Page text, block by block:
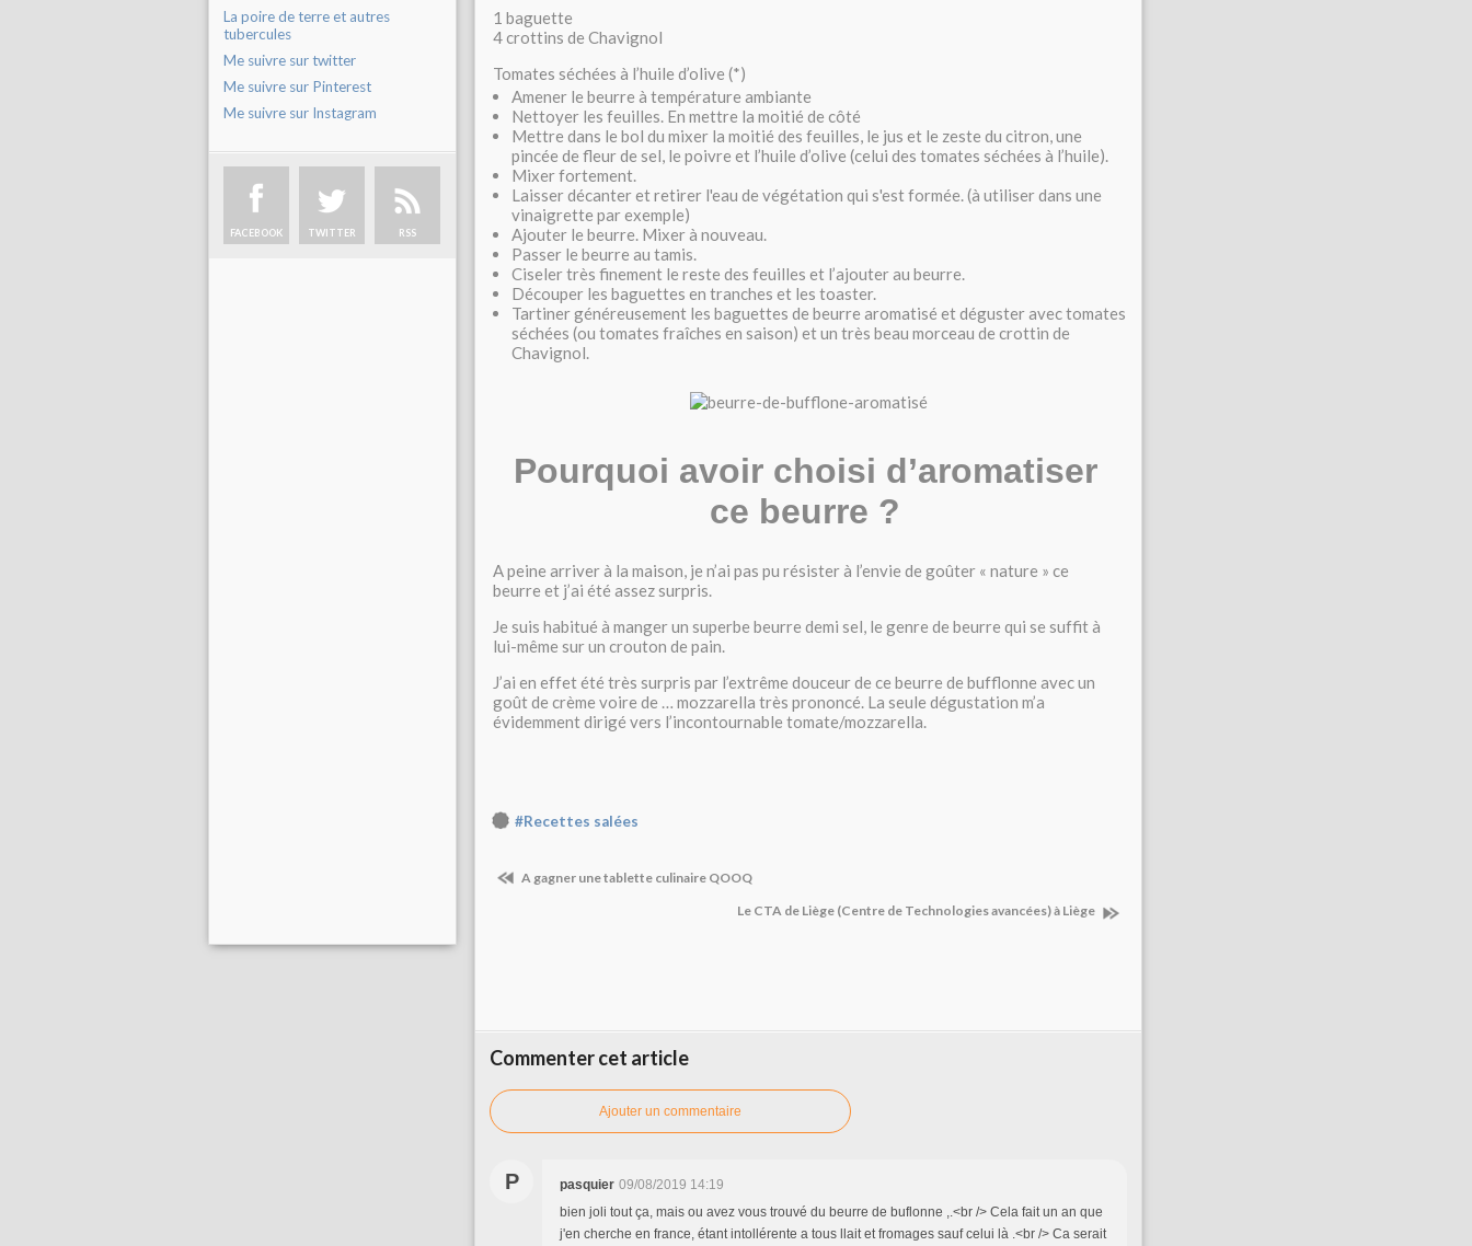
La poire de terre et autres
tubercules
Me suivre sur twitter
Me suivre sur Pinterest
Me suivre sur Instagram
FACEBOOK TWITTER RSS
1 baguette
4 crottins de Chavignol
Tomates séchées à l’huile d’olive (*)
Amener le beurre à température ambiante
Nettoyer les feuilles. En mettre la moitié de côté
Mettre dans le bol du mixer la moitié des feuilles, le jus et le zeste du citron, une
pincée de fleur de sel, le poivre et l’huile d’olive (celui des tomates séchées à l’huile).
Mixer fortement.
Laisser décanter et retirer l'eau de végétation qui s'est formée. (à utiliser dans une
vinaigrette par exemple)
Ajouter le beurre. Mixer à nouveau.
Passer le beurre au tamis.
Ciseler très finement le reste des feuilles et l’ajouter au beurre.
Découper les baguettes en tranches et les toaster.
Tartiner généreusement les baguettes de beurre aromatisé et déguster avec tomates
séchées (ou tomates fraîches en saison) et un très beau morceau de crottin de
Chavignol.
Pourquoi avoir choisi d’aromatiser
ce beurre ?
A peine arriver à la maison, je n’ai pas pu résister à l’envie de goûter « nature » ce
beurre et j’ai été assez surpris.
Je suis habitué à manger un superbe beurre demi sel, le genre de beurre qui se suffit à
lui-même sur un crouton de pain.
J’ai en effet été très surpris par l’extrême douceur de ce beurre de bufflonne avec un
goût de crème voire de … mozzarella très prononcé. La seule dégustation m’a
évidemment dirigé vers l’incontournable tomate/mozzarella.
#Recettes salées
A gagner une tablette culinaire QOOQ
Le CTA de Liège (Centre de Technologies avancées) à Liège
Commenter cet article
Ajouter un commentaire
P pasquier 09/08/2019 14:19
bien joli tout ça, mais ou avez vous trouvé du beurre de buflonne ,.<br /> Cela fait un an que
j'en cherche en france, étant intollérente a tous llait et fromages sauf celui là .<br /> Ca serait